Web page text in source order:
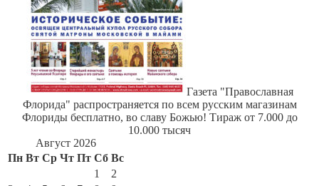
Газета "Православная
Флорида" распространяется по всем русским магазинам
Флориды бесплатно, во славу Божью! Тираж от 7.000 до
10.000 тысяч
Август 2026
Пн Вт Ср Чт Пт Сб Вс
1
2